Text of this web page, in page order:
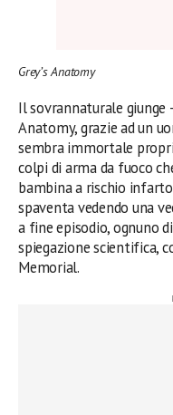
Grey’s Anatomy
Il sovrannaturale giunge
Anatomy, grazie ad un
sembra immortale
colpi di arma da fuoco
bambina a rischio infarto
spaventa vedendo una
a fine episodio, ognuno
spiegazione scientifica,
Memorial.